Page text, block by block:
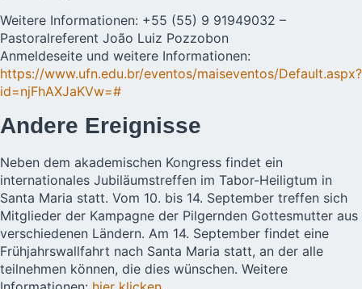
Weitere Informationen: +55 (55) 9 91949032 –
Pastoralreferent João Luiz Pozzobon
Anmeldeseite und weitere Informationen:
https://www.ufn.edu.br/eventos/maiseventos/Default.aspx?
id=njFhAXJaKVw=#
Andere Ereignisse
Neben dem akademischen Kongress findet ein
internationales Jubiläumstreffen im Tabor-Heiligtum in
Santa Maria statt. Vom 10. bis 14. September treffen sich
Mitglieder der Kampagne der Pilgernden Gottesmutter aus
verschiedenen Ländern. Am 14. September findet eine
Frühjahrswallfahrt nach Santa Maria statt, an der alle
teilnehmen können, die dies wünschen. Weitere